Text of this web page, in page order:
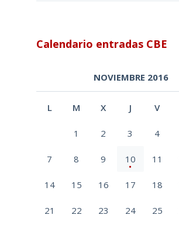
Calendario entradas CBE
NOVIEMBRE 2016
L M X J V
1 2 3 4
7 8 9 10 11
14 15 16 17 18
21 22 23 24 25